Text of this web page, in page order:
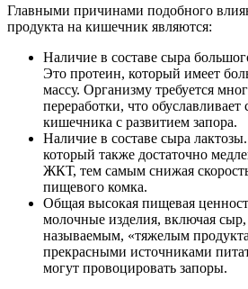
Главными причинами подобного
продукта на кишечник являются:
Наличие в составе сыра
Это протеин, который имеет
массу. Организму требуется
переработки, что
кишечника с развитием запора.
Наличие в составе сыра
который также достаточно
ЖКТ, тем самым снижая
пищевого комка.
Общая высокая пищевая
молочные изделия, включая сыр,
называемым, «тяжелым
прекрасными источниками
могут провоцировать запоры.